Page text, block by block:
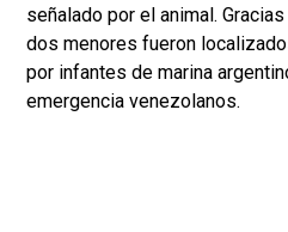
señalado por el animal.
dos menores fueron
por infantes de marina
emergencia venezolanos.